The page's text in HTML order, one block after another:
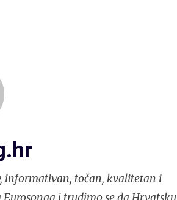
informativan, točan, kvalitetan i